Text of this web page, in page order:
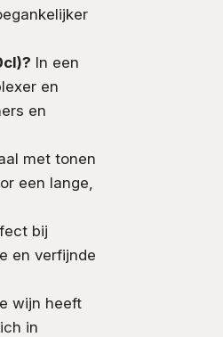
In een
en
en
met tonen
een lange,
bij
en verfijnde
wijn heeft
in